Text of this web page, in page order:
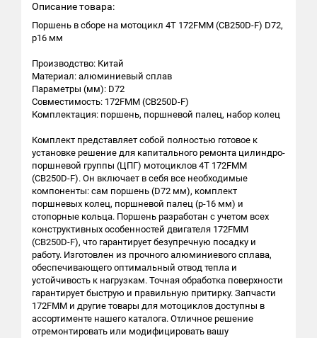
Описание товара:
Поршень в сборе на мотоцикл 4Т 172FMM (CB250D-F) D72,
p16 мм
Производство: Китай
Материал: алюминиевый сплав
Параметры (мм): D72
Совместимость: 172FMM (CB250D-F)
Комплектация: поршень, поршневой палец, набор колец
Комплект представляет собой полностью готовое к
установке решение для капитального ремонта цилиндро-
поршневой группы (ЦПГ) мотоциклов 4Т 172FMM
(CB250D-F). Он включает в себя все необходимые
компоненты: сам поршень (D72 мм), комплект
поршневых колец, поршневой палец (р-16 мм) и
стопорные кольца. Поршень разработан с учетом всех
конструктивных особенностей двигателя 172FMM
(CB250D-F), что гарантирует безупречную посадку и
работу. Изготовлен из прочного алюминиевого сплава,
обеспечивающего оптимальный отвод тепла и
устойчивость к нагрузкам. Точная обработка поверхности
гарантирует быструю и правильную притирку. Запчасти
172FMM и другие товары для мотоциклов доступны в
ассортименте нашего каталога. Отличное решение
отремонтировать или модифицировать вашу